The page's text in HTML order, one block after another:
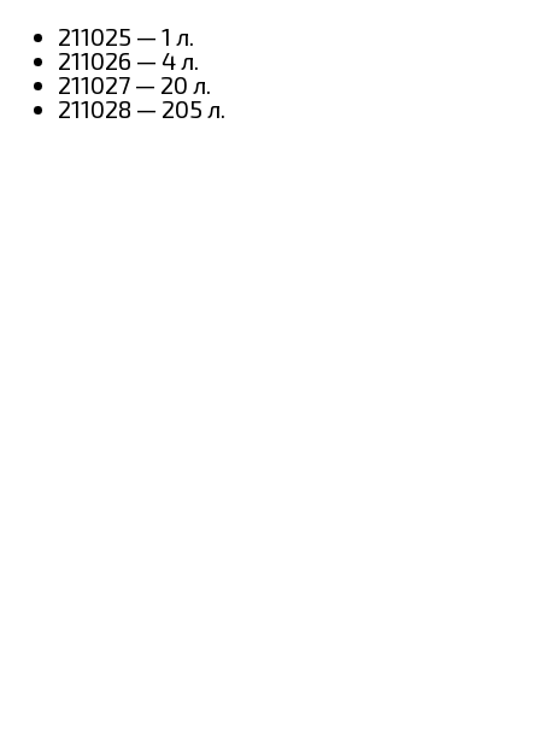
211025 — 1 л.
211026 — 4 л.
211027 — 20 л.
211028 — 205 л.